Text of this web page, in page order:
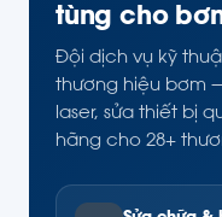
tùng cho
Đội dịch vụ kỹ
thương hiệu bơm
laser, sửa thiết bị
hãng cho 28+